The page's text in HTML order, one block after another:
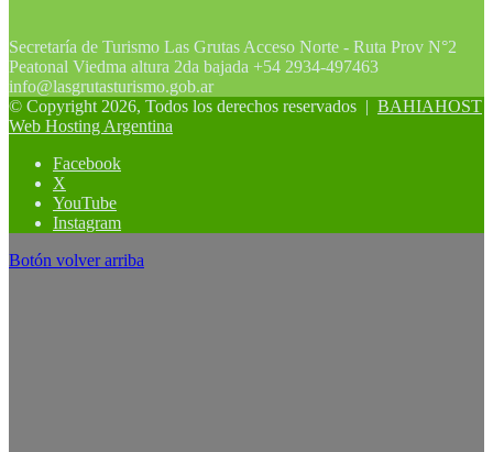
Secretaría de Turismo Las Grutas Acceso Norte - Ruta Prov N°2
Peatonal Viedma altura 2da bajada +54 2934-497463
info@lasgrutasturismo.gob.ar
© Copyright 2026, Todos los derechos reservados | BAHIAHOST
Web Hosting Argentina
Facebook
X
YouTube
Instagram
Botón volver arriba